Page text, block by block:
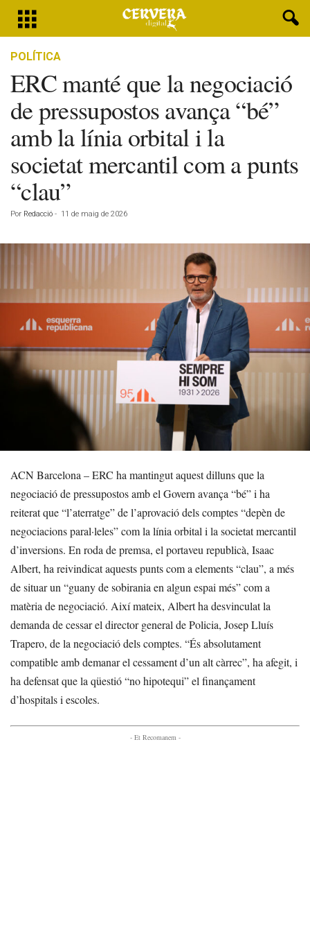
POLÍTICA
ERC manté que la negociació
de pressupostos avança “bé”
amb la línia orbital i la
societat mercantil com a punts
“clau”
Por Redacció - 11 de maig de 2026
ACN Barcelona – ERC ha mantingut aquest dilluns que la
negociació de pressupostos amb el Govern avança “bé” i ha
reiterat que “l’aterratge” de l’aprovació dels comptes “depèn de
negociacions paral·leles” com la línia orbital i la societat mercantil
d’inversions. En roda de premsa, el portaveu republicà, Isaac
Albert, ha reivindicat aquests punts com a elements “clau”, a més
de situar un “guany de sobirania en algun espai més” com a
matèria de negociació. Així mateix, Albert ha desvinculat la
demanda de cessar el director general de Policia, Josep Lluís
Trapero, de la negociació dels comptes. “És absolutament
compatible amb demanar el cessament d’un alt càrrec”, ha afegit, i
ha defensat que la qüestió “no hipotequi” el finançament
d’hospitals i escoles.
- Et Recomanem -